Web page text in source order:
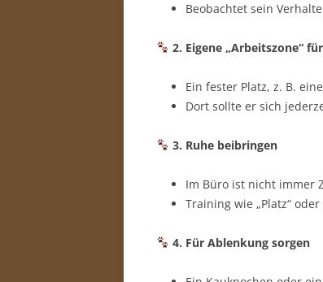
Beobachtet sein
2. Eigene „Arbeitszone“
Ein fester Platz, z. B.
Dort sollte er sich
3. Ruhe beibringen
Im Büro ist nicht immer
Training wie „Platz“
4. Für Ablenkung sorgen